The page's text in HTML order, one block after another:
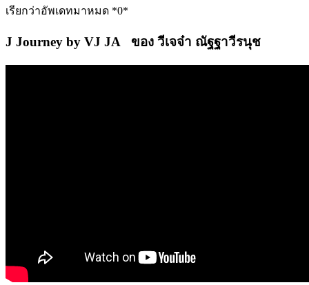
เรียกว่าอัพเดทมาหมด *0*
J Journey by VJ JA ของ วีเจจ๋า ณัฐฐาวีรนุช